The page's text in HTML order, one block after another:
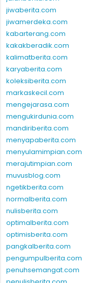
jadikanberita.com
jalanberita.com
jiwaberita.com
jiwamerdeka.com
kabarterang.com
kakakberadik.com
kalimatberita.com
karyaberita.com
koleksiberita.com
markaskecil.com
mengejarasa.com
mengukirdunia.com
mandiriberita.com
menyapaberita.com
menyulamimpian.com
merajutimpian.com
muvusblog.com
ngetikberita.com
normalberita.com
nulisberita.com
optimalberita.com
optimisberita.com
pangkalberita.com
pengumpulberita.com